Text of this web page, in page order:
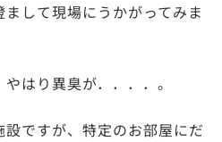
して現場にうかがってみま
はり異臭が．．．．。
ですが、特定のお部屋にだ